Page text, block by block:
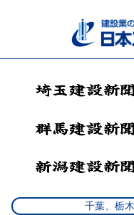
千葉、栃